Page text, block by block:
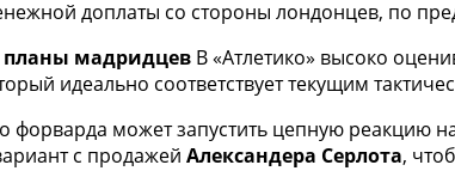
футбола Украины
комментарии
доплаты со стороны лондонцев, по
планы мадридцев В «Атлетико» высоко
идеально соответствует текущим
форварда может запустить цепную реакцию
с продажей Александера Серлота,